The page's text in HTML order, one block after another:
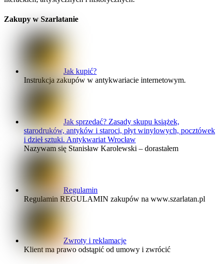
Zakupy w Szarlatanie
Jak kupić?
Instrukcja zakupów w antykwariacie internetowym.
Jak sprzedać? Zasady skupu książek,
starodruków, antyków i staroci, płyt winylowych, pocztówek
i dzieł sztuki. Antykwariat Wrocław
Nazywam się Stanisław Karolewski – dorastałem
Regulamin
Regulamin REGULAMIN zakupów na www.szarlatan.pl
Zwroty i reklamacje
Klient ma prawo odstąpić od umowy i zwrócić